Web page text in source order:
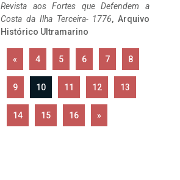
Revista aos Fortes que Defendem a
Costa da Ilha Terceira- 1776, Arquivo
Histórico Ultramarino
« 4 5 6 7 8
9 10 11 12 13
14 15 16 »